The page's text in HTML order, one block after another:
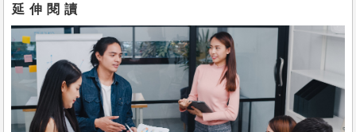
延伸閱讀